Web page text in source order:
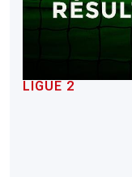
LIGUE 2